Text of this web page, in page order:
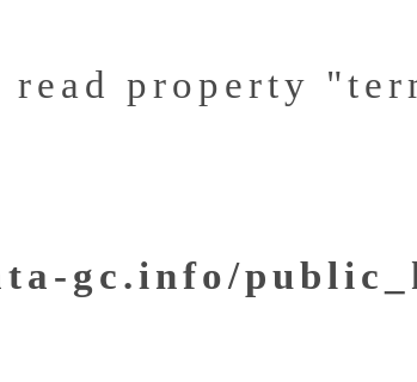
read property
gc.info/